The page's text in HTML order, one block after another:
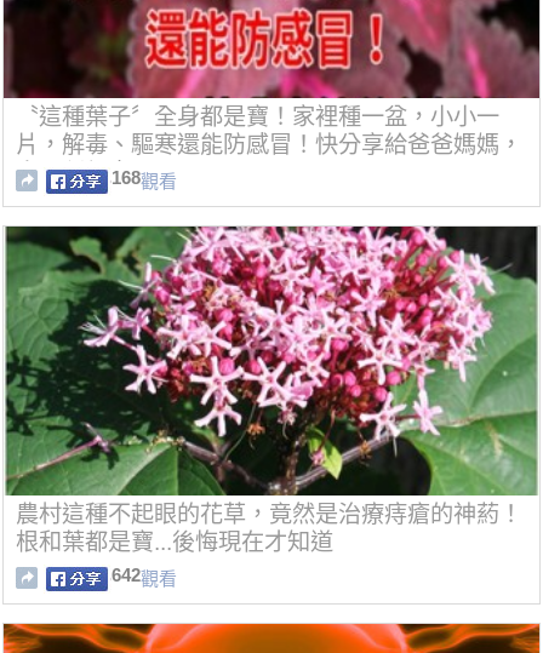
〝這種葉子〞全身都是寶！家裡種一盆，小小一
片，解毒、驅寒還能防感冒！快分享給爸爸媽媽，
自己種起來~
168觀看
農村這種不起眼的花草，竟然是治療痔瘡的神葯！
根和葉都是寶...後悔現在才知道
642觀看